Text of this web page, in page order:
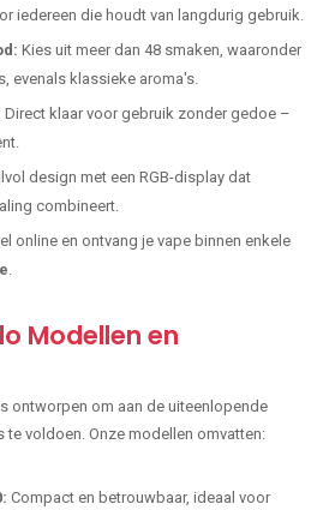
iedereen die houdt van langdurig gebruik.
Kies uit meer dan 48 smaken, waaronder
evenals klassieke aroma's.
Direct klaar voor gebruik zonder gedoe –
design met een RGB-display dat
combineert.
online en ontvang je vape binnen enkele
Modellen en
ontworpen om aan de uiteenlopende
te voldoen. Onze modellen omvatten:
Compact en betrouwbaar, ideaal voor